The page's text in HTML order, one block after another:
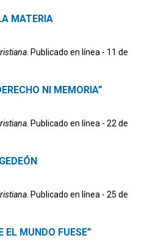
MATERIA
. Publicado en línea - 11 de
NI MEMORIA”
. Publicado en línea - 22 de
. Publicado en línea - 25 de
EL MUNDO FUESE”